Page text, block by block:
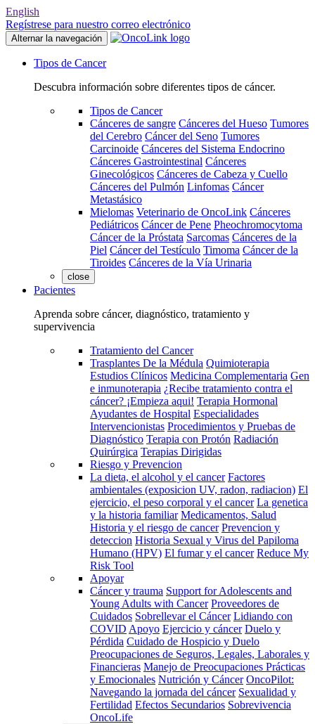
English
Regístrese para nuestro correo electrónico
Alternar la navegación
Tipos de Cancer
Descubra información sobre diferentes tipos de cáncer.
Tipos de Cancer
Cánceres de sangre Cánceres del Hueso Tumores
del Cerebro Cáncer del Seno Tumores
Carcinoide Cánceres del Sistema Endocrino
Cánceres Gastrointestinal Cánceres
Ginecológicos Cánceres de Cabeza y Cuello
Cánceres del Pulmón Linfomas Cáncer
Metastásico
Mielomas Veterinario de OncoLink Cánceres
Pediátricos Cáncer de Pene Pheochromocytoma
Cáncer de la Próstata Sarcomas Cánceres de la
Piel Cáncer del Testículo Timoma Cáncer de la
Tiroides Cánceres de la Vía Urinaria
close
Pacientes
Aprenda sobre cáncer, diagnóstico, tratamiento y
supervivencia
Tratamiento del Cancer
Trasplantes De la Médula Quimioterapia
Estudios Clínicos Medicina Complementaria Gen
e inmunoterapia ¿Recibe tratamiento contra el
cáncer? ¡Empieza aqui! Terapia Hormonal
Ayudantes de Hospital Especialidades
Intervencionistas Procedimientos y Pruebas de
Diagnóstico Terapia con Protón Radiación
Quirúrgica Terapias Dirigidas
Riesgo y Prevencion
La dieta, el alcohol y el cancer Factores
ambientales (exposicion UV, radon, radiacion) El
ejercicio, el peso corporal y el cancer La genetica
y la historia familiar Medicamentos, Salud
Historia y el riesgo de cancer Prevencion y
deteccion Historia Sexual y Virus del Papiloma
Humano (HPV) El fumar y el cancer Reduce My
Risk Tool
Apoyar
Cáncer y trauma Support for Adolescents and
Young Adults with Cancer Proveedores de
Cuidados Sobrellevar el Cáncer Lidiando con
COVID Apoyo Ejercicio y cáncer Duelo y
Pérdida Cuidado de Hospicio y Duelo
Preocupaciones de Seguros, Legales, Laborales y
Financieras Manejo de Preocupaciones Prácticas
y Emocionales Nutrición y Cáncer OncoPilot:
Navegando la jornada del cáncer Sexualidad y
Fertilidad Efectos Secundarios Sobrevivencia
OncoLife